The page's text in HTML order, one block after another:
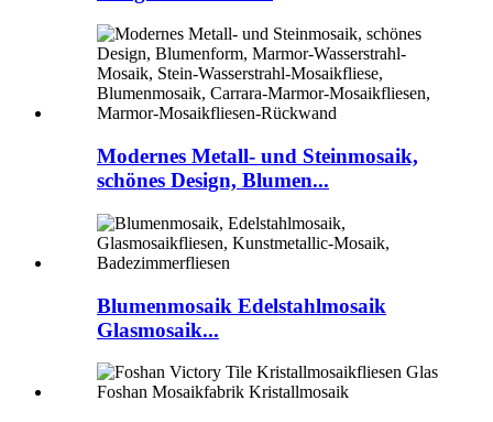
Modernes Metall- und Steinmosaik,
schönes Design, Blumen...
Blumenmosaik Edelstahlmosaik
Glasmosaik...